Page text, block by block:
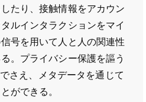
たり、接触情報をアカウン
ルインタラクションをマイ
号を用いて人と人の関連性
。プライバシー保護を謳う
さえ、メタデータを通じて
ができる。